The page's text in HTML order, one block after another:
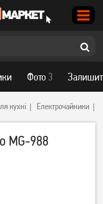
кухні Електрочайники
MG-988
Фото 3